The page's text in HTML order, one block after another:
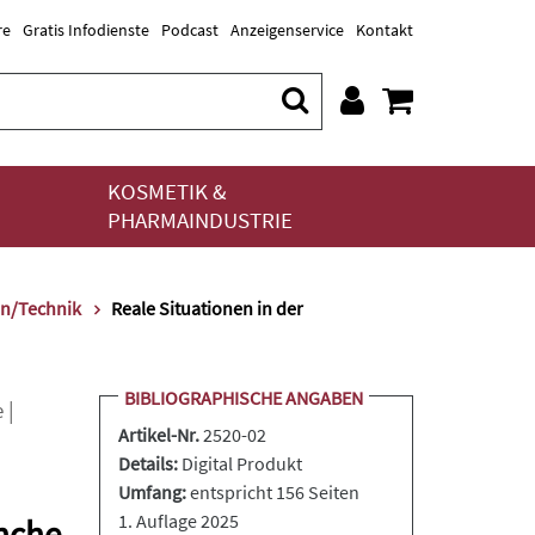
Gratis Infodienste Podcast Anzeigenservice Kontakt
KOSMETIK &
PHARMAINDUSTRIE
Technik Reale Situationen in der
|
BIBLIOGRAPHISCHE ANGABEN
Artikel-Nr.2520-02
Details: Digital Produkt
Umfang:entspricht 156 Seiten
1. Auflage 2025